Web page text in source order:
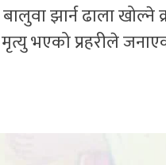
झार्न ढाला
भएको प्रहरीले